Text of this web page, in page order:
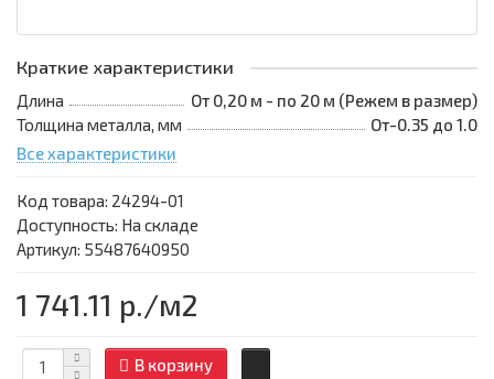
Краткие характеристики
Длина
От 0,20 м - по 20 м (Режем в размер)
Толщина металла, мм
От-0.35 до 1.0
Все характеристики
Код товара: 24294-01
Доступность: На складе
Артикул: 55487640950
1 741.11 р./м2
В корзину